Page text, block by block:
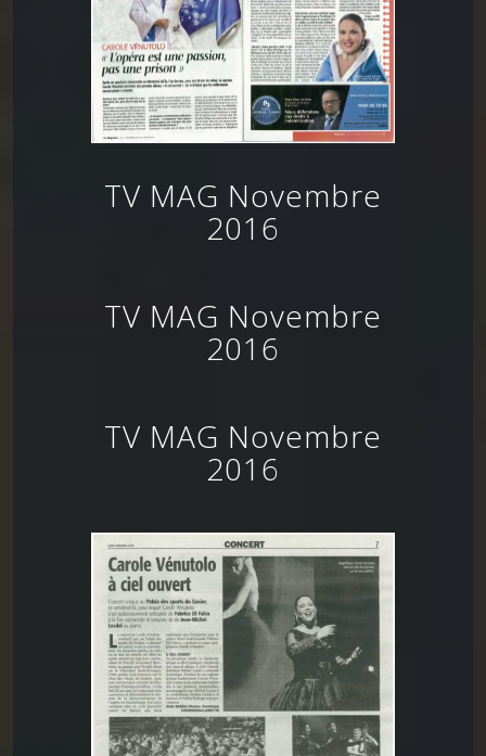
TV MAG Novembre
2016
TV MAG Novembre
2016
TV MAG Novembre
2016